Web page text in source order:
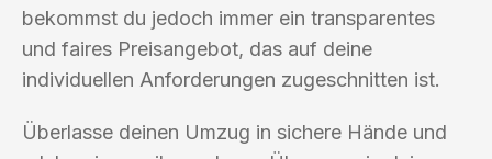
bekommst du jedoch immer ein transparentes
und faires Preisangebot, das auf deine
individuellen Anforderungen zugeschnitten ist.
Überlasse deinen Umzug in sichere Hände und